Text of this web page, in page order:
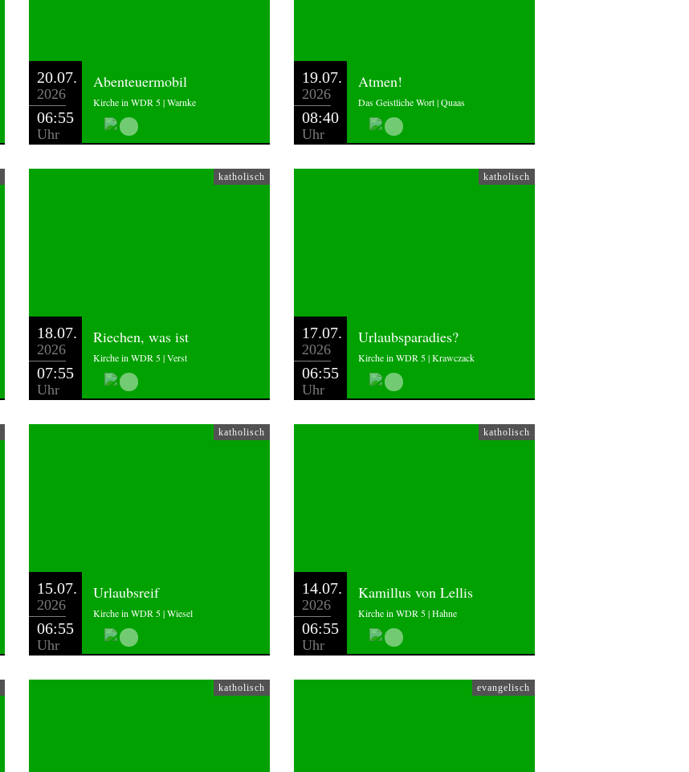
20.07.
2026
06:55
Uhr
Abenteuermobil
Kirche in WDR 5 | Warnke
19.07.
2026
08:40
Uhr
Atmen!
Das Geistliche Wort | Quaas
katholisch
18.07.
2026
07:55
Uhr
Riechen, was ist
Kirche in WDR 5 | Verst
katholisch
17.07.
2026
06:55
Uhr
Urlaubsparadies?
Kirche in WDR 5 | Krawczack
katholisch
15.07.
2026
06:55
Uhr
Urlaubsreif
Kirche in WDR 5 | Wiesel
katholisch
14.07.
2026
06:55
Uhr
Kamillus von Lellis
Kirche in WDR 5 | Hahne
katholisch evangelisch